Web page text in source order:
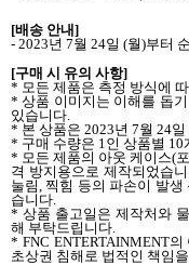
[배송 안내]
- 2023년 7월 24일 (월)부터
[구매 시 유의 사항]
* 모든 제품은 측정 방식에
*상품 이미지는 이해를 돕
있습니다.
* 본 상품은 2023년 7월 24일
* 구매 수량은 1인 상품별 10
* 모든 제품의 아웃 케이스(
격 방지용으로 제작되었습
눌림, 찍힘 등의 파손이 발생
습니다.
*상품 출고일은 제작처와
해 부탁드립니다.
* FNC ENTERTAINMENT의
초상권 침해로 법적인 책임